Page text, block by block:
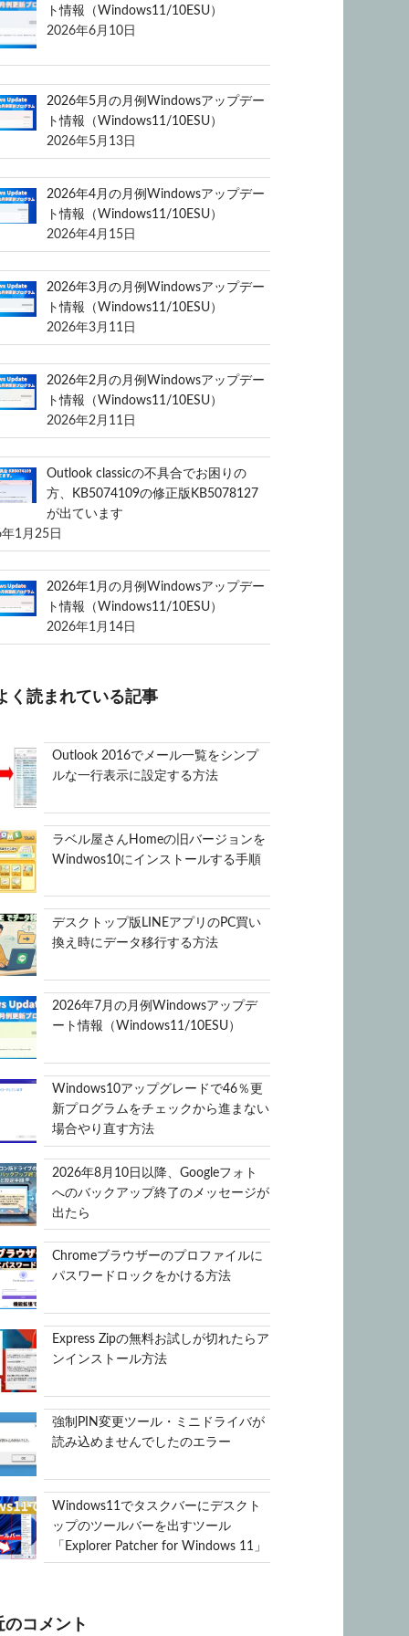
ト情報（Windows11/10ESU）
2026年6月10日
2026年5月の月例Windowsアップデー
ト情報（Windows11/10ESU）
2026年5月13日
2026年4月の月例Windowsアップデー
ト情報（Windows11/10ESU）
2026年4月15日
2026年3月の月例Windowsアップデー
ト情報（Windows11/10ESU）
2026年3月11日
2026年2月の月例Windowsアップデー
ト情報（Windows11/10ESU）
2026年2月11日
Outlook classicの不具合でお困りの
方、KB5074109の修正版KB5078127
が出ています
1月25日
2026年1月の月例Windowsアップデー
ト情報（Windows11/10ESU）
2026年1月14日
く読まれている記事
Outlook 2016でメール一覧をシンプ
ルな一行表示に設定する方法
ラベル屋さんHomeの旧バージョンを
Windwos10にインストールする手順
デスクトップ版LINEアプリのPC買い
換え時にデータ移行する方法
2026年7月の月例Windowsアップデ
ート情報（Windows11/10ESU）
Windows10アップグレードで46％更
新プログラムをチェックから進まない
場合やり直す方法
2026年8月10日以降、Googleフォト
へのバックアップ終了のメッセージが
出たら
Chromeブラウザーのプロファイルに
パスワードロックをかける方法
Express Zipの無料お試しが切れたらア
ンインストール方法
強制PIN変更ツール・ミニドライバが
読み込めませんでしたのエラー
Windows11でタスクバーにデスクト
ップのツールバーを出すツール
「Explorer Patcher for Windows 11」
のコメント